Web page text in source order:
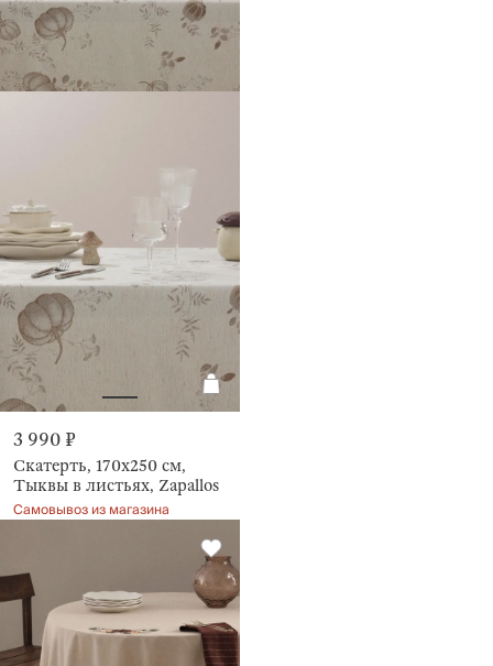
3 990 ₽
Скатерть, 170х250 см,
Тыквы в листьях, Zapallos
Самовывоз из магазина